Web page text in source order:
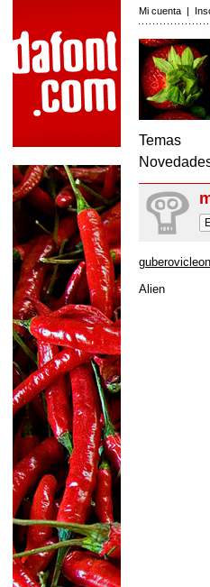
Mi cuenta |
Temas
Alien